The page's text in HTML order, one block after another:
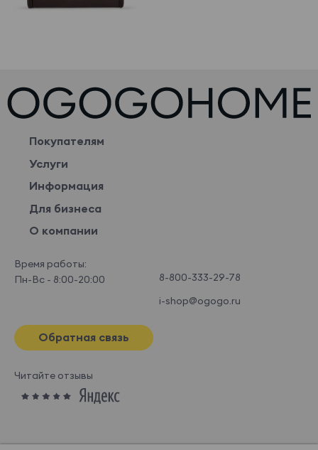
Покупателям
Услуги
Информация
Для бизнеса
О компании
Время работы:
Пн-Вс - 8:00-20:00
8-800-333-29-78
i-shop@ogogo.ru
Обратная связь
Читайте отзывы